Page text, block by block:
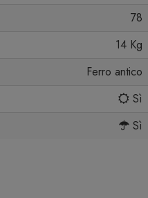
78
14 Kg
Ferro antico
Sì
Sì